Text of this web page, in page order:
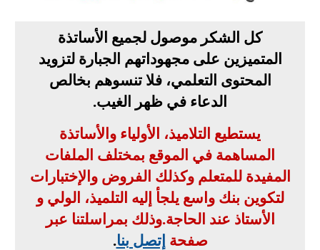
كل الشكر موصول لجميع الأساتذة
المتميزين على مجهوداتهم الجبارة لتزويد
المحتوى التعلمي، فلا تنسوهم بخالص
الدعاء في ظهر الغيب.
يستطيع التلاميذ، الأولياء والأساتذة
المساهمة في الموقع بمختلف الملفات
المفيدة للمتعلم وكذلك الفروض والإختبارات
لتكوين بنك واسع يلجأ إليه التلميذ، الولي و
الأستاذ عند الحاجة.وذلك بمراسلتنا عبر
صفحة إتصل بنا.